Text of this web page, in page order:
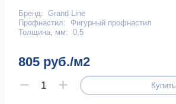
Бренд: Grand Line
Профнастил:
Фигурный профнастил
Толщина, мм: 0,5
805 руб./м2
Купить